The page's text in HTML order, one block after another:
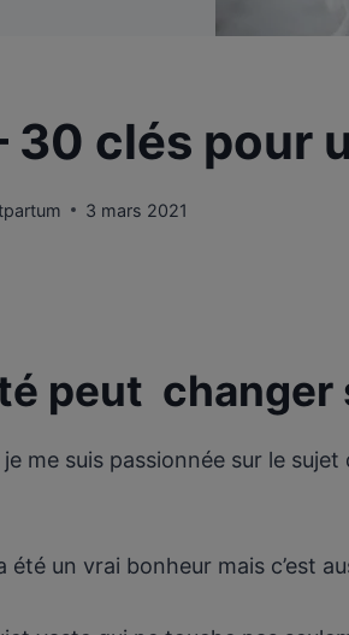
30 clés pour
3 mars 2021
peut changer
me suis passionnée sur le
été un vrai bonheur mais c’est